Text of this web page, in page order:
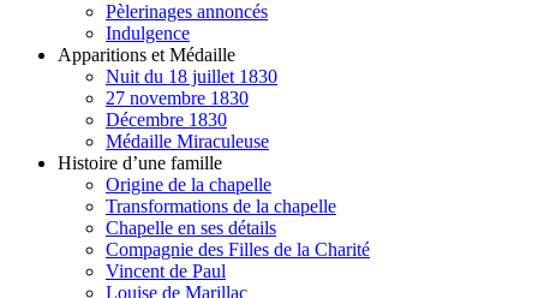
Pèlerinages annoncés
Indulgence
Apparitions et Médaille
Nuit du 18 juillet 1830
27 novembre 1830
Décembre 1830
Médaille Miraculeuse
Histoire d’une famille
Origine de la chapelle
Transformations de la chapelle
Chapelle en ses détails
Compagnie des Filles de la Charité
Vincent de Paul
Louise de Marillac